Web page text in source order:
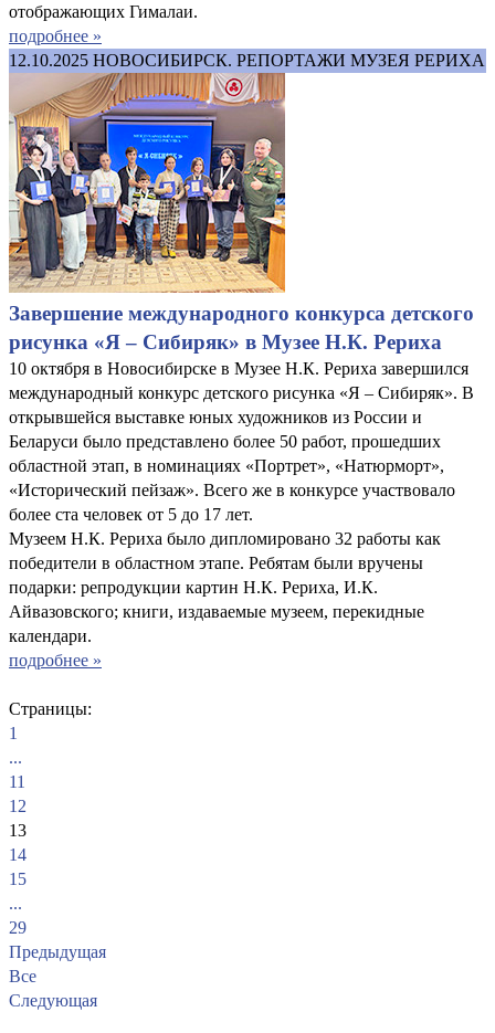
отображающих Гималаи.
подробнее »
12.10.2025 НОВОСИБИРСК. РЕПОРТАЖИ МУЗЕЯ РЕРИХА
Завершение международного конкурса детского
рисунка «Я – Сибиряк» в Музее Н.К. Рериха
10 октября в Новосибирске в Музее Н.К. Рериха завершился
международный конкурс детского рисунка «Я – Сибиряк». В
открывшейся выставке юных художников из России и
Беларуси было представлено более 50 работ, прошедших
областной этап, в номинациях «Портрет», «Натюрморт»,
«Исторический пейзаж». Всего же в конкурсе участвовало
более ста человек от 5 до 17 лет.
Музеем Н.К. Рериха было дипломировано 32 работы как
победители в областном этапе. Ребятам были вручены
подарки: репродукции картин Н.К. Рериха, И.К.
Айвазовского; книги, издаваемые музеем, перекидные
календари.
подробнее »
Страницы:
1
...
11
12
13
14
15
...
29
Предыдущая
Все
Следующая